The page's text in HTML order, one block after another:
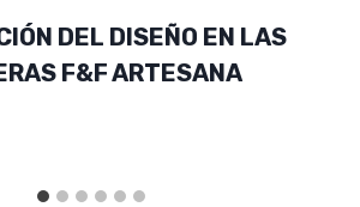
DEL DISEÑO EN LAS
F&F ARTESANA